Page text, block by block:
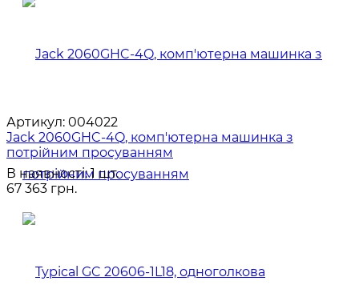
Артикул: 004022
Jack 2060GHC-4Q, комп'ютерна машинка з
потрійним просуванням
В наявності: 1 шт.
67 363 грн.